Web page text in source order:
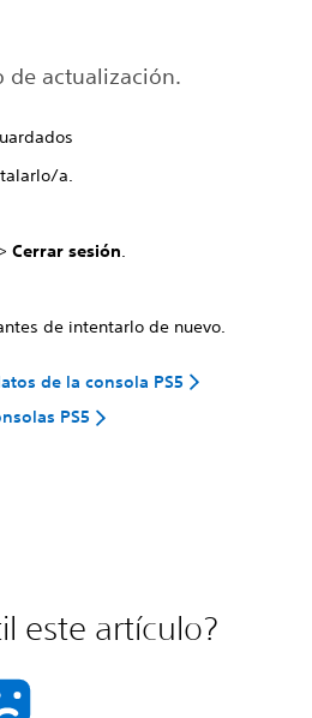
de actualización.
a.
Cerrar sesión
de intentarlo de nuevo.
de la consola PS5
PS5
este artículo?